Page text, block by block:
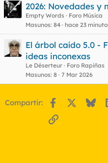
2026: Novedades y
Empty Words
Foro Música
Masunos 84 hace 23
El árbol caído 5.0 -
ideas inconexas
Le Déserteur
Foro Rapiñas
Masunos 8 7 Mar 2026
Compartir: Facebook
Enlace